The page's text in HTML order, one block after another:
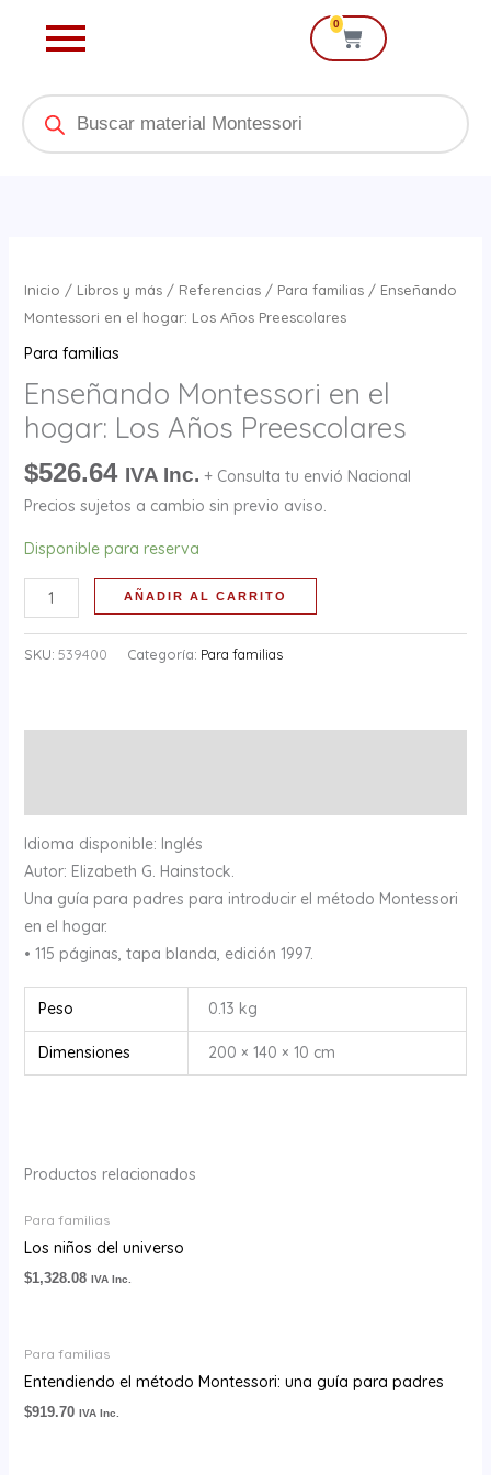
0
Cart
Products
search
Inicio / Libros y más/ Referencias/ Para familias/ Enseñando
Montessori en el hogar: Los Años Preescolares
Para familias
Enseñando Montessori en el
hogar: Los Años Preescolares
$526.64 IVA Inc. + Consulta tu envió Nacional
Precios sujetos a cambio sin previo aviso.
Disponible para reserva
Montessori
en
Los
Años
Preescolares
cantidad
AÑADIR AL CARRITO
SKU: 539400 Categoría: Para familias
Idioma disponible: Inglés
Autor: Elizabeth G. Hainstock.
Una guía para padres para introducir el método Montessori
en el hogar.
• 115 páginas, tapa blanda, edición 1997.
Peso 0.13 kg
Dimensiones 200 × 140 × 10 cm
Productos relacionados
Para familias
Los niños del universo
$1,328.08 IVA Inc.
Para familias
Entendiendo el método Montessori: una guía para padres
$919.70 IVA Inc.